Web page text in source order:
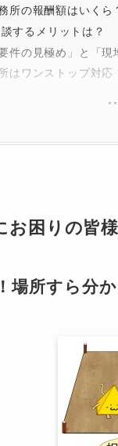
所の報酬額はいくら
するメリットは？
要件の見極め」と「
はワンストップ対
お困りの皆
場所すら分